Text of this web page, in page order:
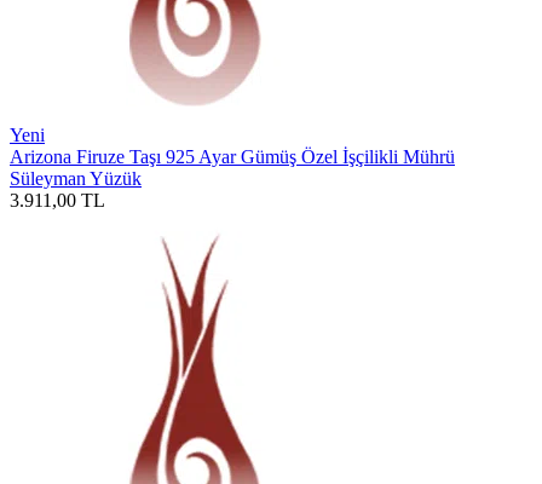
Yeni
Arizona Firuze Taşı 925 Ayar Gümüş Özel İşçilikli Mührü
Süleyman Yüzük
3.911,00 TL